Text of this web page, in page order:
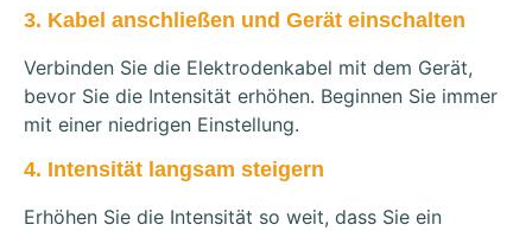
3. Kabel anschließen und Gerät einschalten
Verbinden Sie die Elektrodenkabel mit dem Gerät,
bevor Sie die Intensität erhöhen. Beginnen Sie immer
mit einer niedrigen Einstellung.
4. Intensität langsam steigern
Erhöhen Sie die Intensität so weit, dass Sie ein